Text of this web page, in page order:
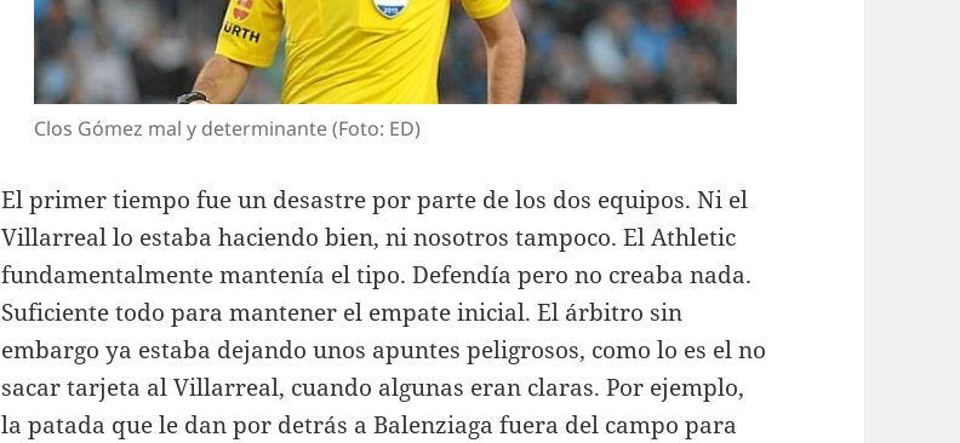
Clos Gómez mal y determinante (Foto: ED)
El primer tiempo fue un desastre por parte de los dos equipos. Ni el
Villarreal lo estaba haciendo bien, ni nosotros tampoco. El Athletic
fundamentalmente mantenía el tipo. Defendía pero no creaba nada.
Suficiente todo para mantener el empate inicial. El árbitro sin
embargo ya estaba dejando unos apuntes peligrosos, como lo es el no
sacar tarjeta al Villarreal, cuando algunas eran claras. Por ejemplo,
la patada que le dan por detrás a Balenziaga fuera del campo para